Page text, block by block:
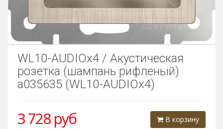
WL10-AUDIOx4 / Акустическая
розетка (шампань рифленый)
a035635 (WL10-AUDIOx4)
В корзину
3 728руб